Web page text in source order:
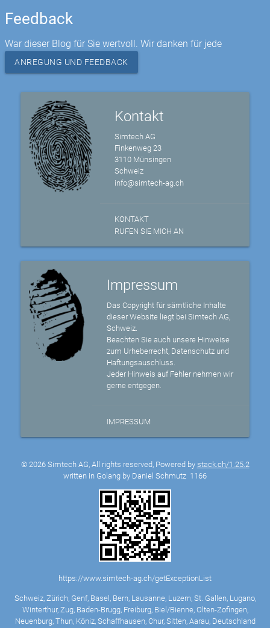
Feedback
War dieser Blog für Sie wertvoll. Wir danken für jede
ANREGUNG UND FEEDBACK
Kontakt
Simtech AG
Finkenweg 23
3110 Münsingen
Schweiz
info@simtech-ag.ch
KONTAKT
RUFEN SIE MICH AN
Impressum
Das Copyright für sämtliche Inhalte
dieser Website liegt bei Simtech AG,
Schweiz.
Beachten Sie auch unsere Hinweise
zum Urheberrecht, Datenschutz und
Haftungsauschluss.
Jeder Hinweis auf Fehler nehmen wir
gerne entgegen.
IMPRESSUM
© 2026 Simtech AG, All rights reserved, Powered by stack.ch/1.25.2
written in Golang by Daniel Schmutz 1166
https://www.simtech-ag.ch/getExceptionList
Schweiz, Zürich, Genf, Basel, Bern, Lausanne, Luzern, St. Gallen, Lugano,
Winterthur, Zug, Baden-Brugg, Freiburg, Biel/Bienne, Olten-Zofingen,
Neuenburg, Thun, Köniz, Schaffhausen, Chur, Sitten, Aarau, Deutschland